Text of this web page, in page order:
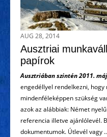
AUG 28, 2014
Ausztriai
papírok
Ausztriában szintén 2011.
engedéllyel rendelkezni,
mindenféleképpen szükség
azok az alábbiak: Német
referencia illetve ajánlólevél.
dokumentumok. Útlevél vagy